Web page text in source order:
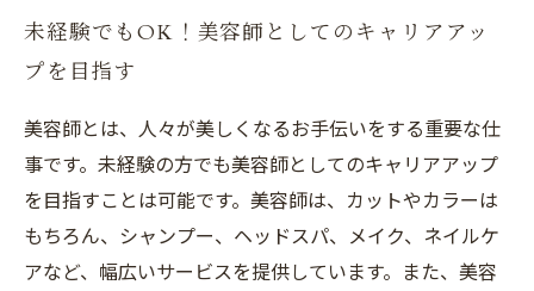
未経験でもOK！美容師としてのキャリアアッ
プを目指す
美容師とは、人々が美しくなるお手伝いをする重要な仕
事です。未経験の方でも美容師としてのキャリアアップ
を目指すことは可能です。美容師は、カットやカラーは
もちろん、シャンプー、ヘッドスパ、メイク、ネイルケ
アなど、幅広いサービスを提供しています。また、美容